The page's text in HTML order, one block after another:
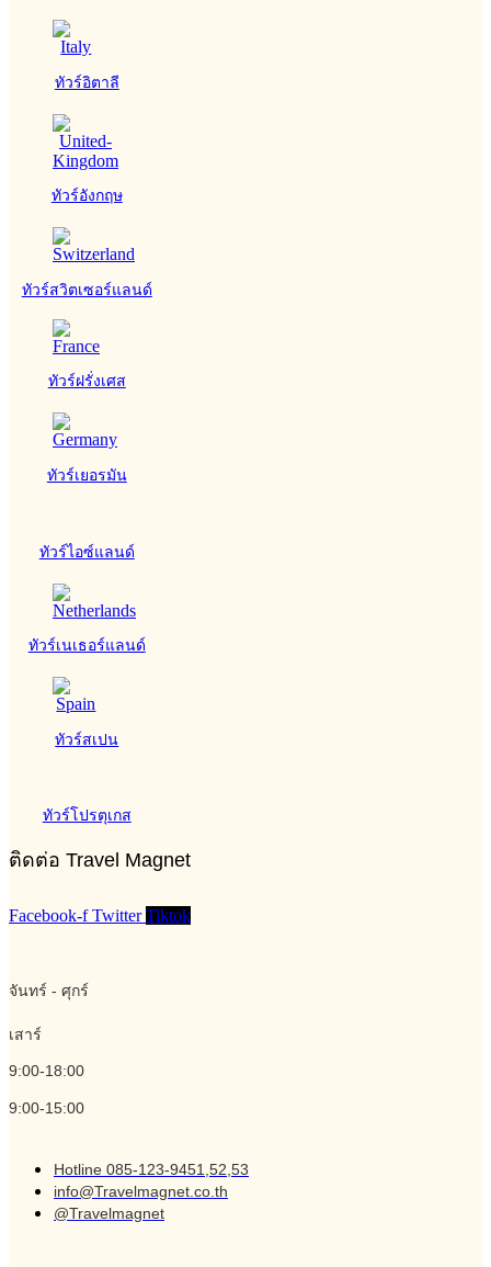
ทัวร์อิตาลี
ทัวร์อังกฤษ
ทัวร์สวิตเซอร์แลนด์
ทัวร์ฝรั่งเศส
ทัวร์เยอรมัน
ทัวร์ไอซ์แลนด์
ทัวร์เนเธอร์แลนด์
ทัวร์สเปน
ทัวร์โปรตุเกส
ติดต่อ Travel Magnet
Facebook-f Twitter Tiktok
จันทร์ - ศุกร์
เสาร์
9:00-18:00
9:00-15:00
Hotline 085-123-9451,52,53
info@Travelmagnet.co.th
@Travelmagnet